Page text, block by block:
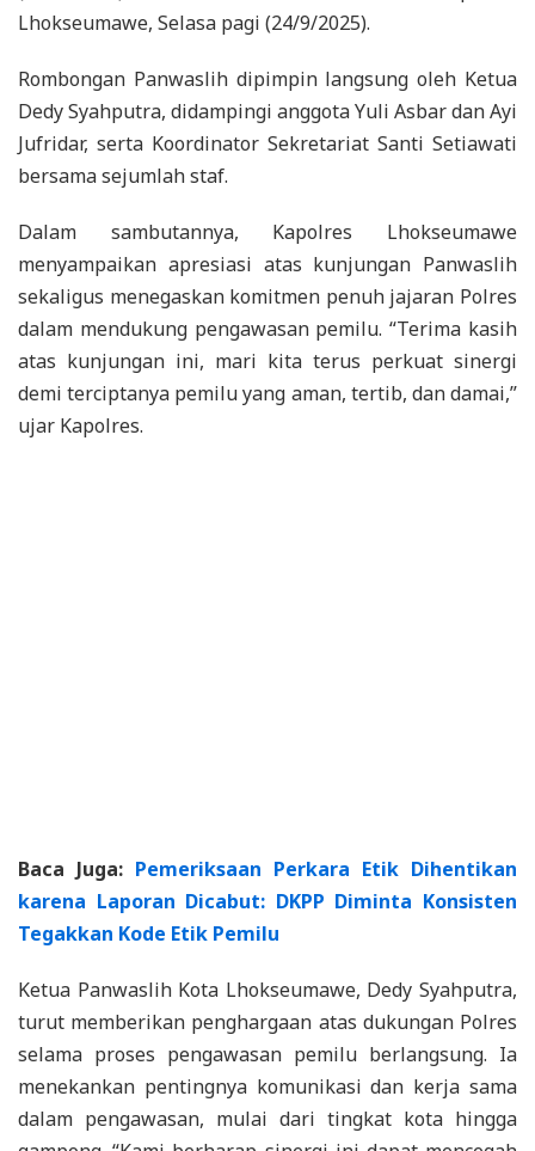
Lhokseumawe, Selasa pagi (24/9/2025).
Rombongan Panwaslih dipimpin langsung oleh Ketua
Dedy Syahputra, didampingi anggota Yuli Asbar dan Ayi
Jufridar, serta Koordinator Sekretariat Santi Setiawati
bersama sejumlah staf.
Dalam sambutannya, Kapolres Lhokseumawe
menyampaikan apresiasi atas kunjungan Panwaslih
sekaligus menegaskan komitmen penuh jajaran Polres
dalam mendukung pengawasan pemilu. “Terima kasih
atas kunjungan ini, mari kita terus perkuat sinergi
demi terciptanya pemilu yang aman, tertib, dan damai,”
ujar Kapolres.
Baca Juga: Pemeriksaan Perkara Etik Dihentikan
karena Laporan Dicabut: DKPP Diminta Konsisten
Tegakkan Kode Etik Pemilu
Ketua Panwaslih Kota Lhokseumawe, Dedy Syahputra,
turut memberikan penghargaan atas dukungan Polres
selama proses pengawasan pemilu berlangsung. Ia
menekankan pentingnya komunikasi dan kerja sama
dalam pengawasan, mulai dari tingkat kota hingga